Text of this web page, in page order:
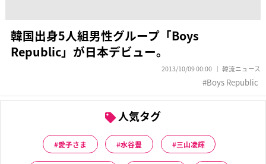
韓国出身5人組男性グループ「Boys
Republic」が日本デビュー。
2013/10/09 00:00 韓流ニュース
Boys Republic
人気タグ
愛子さま 水谷豊 三山凌輝